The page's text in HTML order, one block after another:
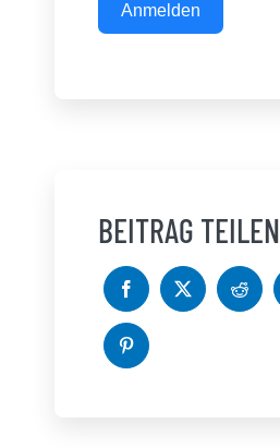
Anmelden
BEITRAG TEILEN